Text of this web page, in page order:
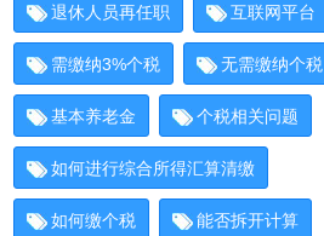
退休人员再任职 互联网平台
需缴纳3%个税 无需缴纳个税
基本养老金 个税相关问题
如何进行综合所得汇算清缴
如何缴个税 能否拆开计算